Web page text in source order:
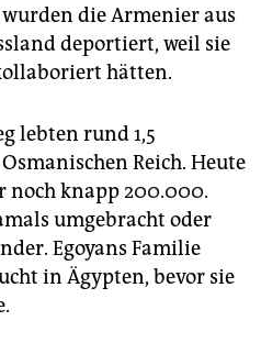
die Armenier aus
deportiert, weil sie
hätten.
lebten rund 1,5
Reich. Heute
noch knapp 200.000.
umgebracht oder
Egoyans Familie
in Ägypten, bevor sie